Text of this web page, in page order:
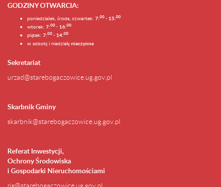
GODZINY OTWARCIA:
poniedziałek, środa, czwartek: 7:00 - 15:00
wtorek: 7:00 - 16:00
piątek: 7:00 - 14:00
w sobotę i niedzielę nieczynne
Sekretariat
urzad@starebogaczowice.ug.gov.pl
Skarbnik Gminy
skarbnik@starebogaczowice.ug.gov.pl
Referat Inwestycji,
Ochrony Środowiska
i Gospodarki Nieruchomościami